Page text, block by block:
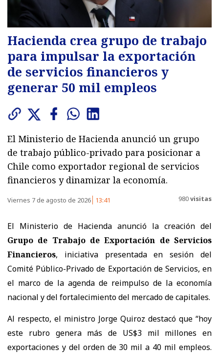
Hacienda crea grupo de trabajo
para impulsar la exportación
de servicios financieros y
generar 50 mil empleos
El Ministerio de Hacienda anunció un grupo
de trabajo público-privado para posicionar a
Chile como exportador regional de servicios
financieros y dinamizar la economía.
Viernes 7 de agosto de 2026 13:41 980visitas
El Ministerio de Hacienda anunció la creación del
Grupo de Trabajo de Exportación de Servicios
Financieros, iniciativa presentada en sesión del
Comité Público-Privado de Exportación de Servicios, en
el marco de la agenda de reimpulso de la economía
nacional y del fortalecimiento del mercado de capitales.
Al respecto, el ministro Jorge Quiroz destacó que “hoy
este rubro genera más de US$3 mil millones en
exportaciones y del orden de 30 mil a 40 mil empleos.